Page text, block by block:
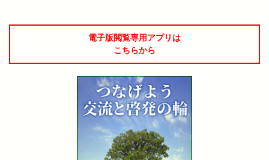
電子版閲覧専用アプリは
こちらから